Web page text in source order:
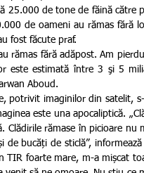
25.000 de tone de făină către
de oameni au rămas fără
fost făcute praf.
este estimată între 3 şi 5
Aboud.
este una apocaliptică.
Clădirile rămase în picioare nu
bucăți de sticlă”, informează
foarte mare, m-a mișcat